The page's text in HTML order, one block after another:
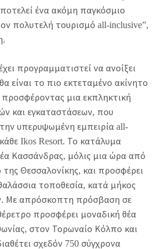
ένα ακόμη παγκόσμιο
πολυτελή τουρισμό all-inclusive”,
προγραμματιστεί να ανοίξει
είναι το πιο εκτεταμένο ακίνητο
μια εκπληκτική
και εγκαταστάσεων, που
υπερυψωμένη εμπειρία all-
Ikos Resort. Το κατάλυμα
Κασσάνδρας, μόλις μια ώρα από
της Θεσσαλονίκης, και προσφέρει
τοποθεσία, κατά μήκος
Με απρόσκοπτη πρόσβαση σε
προσφέρει μοναδική θέα
στον Τορωναίο Κόλπο και
σχεδόν 750 σύγχρονα